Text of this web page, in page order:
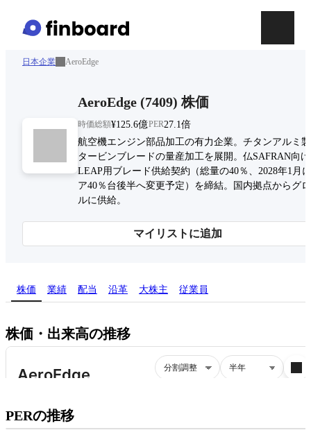
日本企業 AeroEdge
AeroEdge (7409) 株価
時価総額¥125.6億PER27.1倍
航空機エンジン部品加工の有力企業。チタンアルミ
タービンブレードの量産加工を展開。仏SAFRAN向
LEAP用ブレード供給契約（総量の40％、2028年1月
ア40％台後半へ変更予定）を締結。国内拠点からグ
ルに供給。
マイリストに追加
株価 業績 配当 沿革 大株主 従業員
株価・出来高の推移
PERの推移プレミアム会員にご登録いただくと、
PERの推移にアクセスできます。